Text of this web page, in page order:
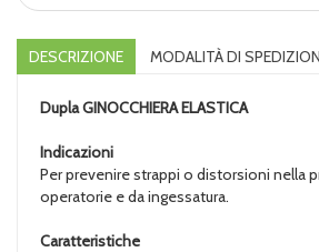
DESCRIZIONE MODALITÀ DI
DuplaGINOCCHIERA ELASTICA
Indicazioni
Per prevenire strappi o distorsioni nella
operatorie e da ingessatura.
Caratteristiche